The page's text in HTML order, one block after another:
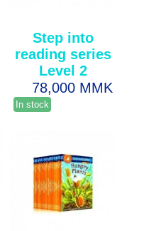
Step into
reading series
Level 2
78,000 MMK
In stock